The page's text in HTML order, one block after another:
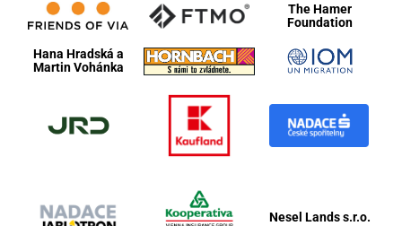
The Hamer
Foundation
Hana Hradská a
Martin Vohánka
Nesel Lands s.r.o.